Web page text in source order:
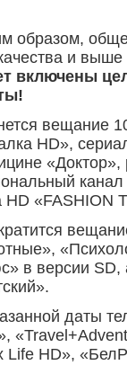
образом,
и
включены
вещание
HD»,
«Доктор»,
HD «FASHION
в версии SD,
даты
Life HD»,